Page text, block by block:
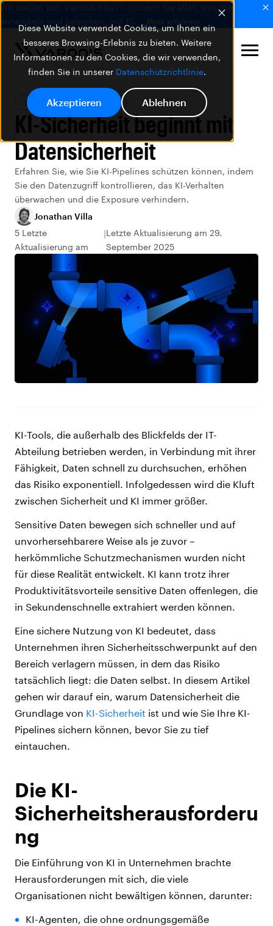
Diese Website verwendet Cookies, um Ihnen ein
besseres Browsing-Erlebnis zu bieten. Weitere
Informationen zu den Cookies, die wir verwenden,
finden Sie in unserer Datenschutzrichtlinie.
Akzeptieren Ablehnen
Wir stellen vor: Varonis Atlas – Sichern Sie alles, was Sie
entwickeln und betreiben, mit KI.
Mehr erfahren
Blog Datensicherheit
KI-Sicherheit beginnt mit
Datensicherheit
Erfahren Sie, wie Sie KI-Pipelines schützen können, indem
Sie den Datenzugriff kontrollieren, das KI-Verhalten
überwachen und die Exposure verhindern.
Jonathan Villa
5 Letzte
Aktualisierung am
Letzte Aktualisierung am 29.
September 2025
KI-Tools, die außerhalb des Blickfelds der IT-
Abteilung betrieben werden, in Verbindung mit ihrer
Fähigkeit, Daten schnell zu durchsuchen, erhöhen
das Risiko exponentiell. Infolgedessen wird die Kluft
zwischen Sicherheit und KI immer größer.
Sensitive Daten bewegen sich schneller und auf
unvorhersehbarere Weise als je zuvor –
herkömmliche Schutzmechanismen wurden nicht
für diese Realität entwickelt. KI kann trotz ihrer
Produktivitätsvorteile sensitive Daten offenlegen, die
in Sekundenschnelle extrahiert werden können.
Eine sichere Nutzung von KI bedeutet, dass
Unternehmen ihren Sicherheitsschwerpunkt auf den
Bereich verlagern müssen, in dem das Risiko
tatsächlich liegt: die Daten selbst. In diesem Artikel
gehen wir darauf ein, warum Datensicherheit die
Grundlage von KI-Sicherheit ist und wie Sie Ihre KI-
Pipelines sichern können, bevor Sie zu tief
eintauchen.
Die KI-
Sicherheitsherausforderu
ng
Die Einführung von KI in Unternehmen brachte
Herausforderungen mit sich, die viele
Organisationen nicht bewältigen können, darunter:
KI-Agenten, die ohne ordnungsgemäße